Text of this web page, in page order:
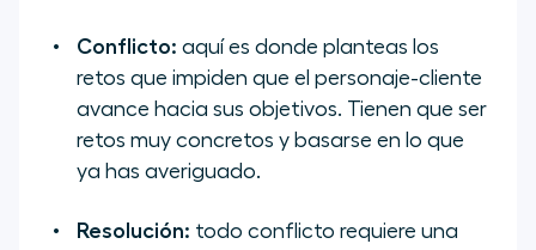
Conflicto: aquí es donde planteas los
retos que impiden que el personaje-cliente
avance hacia sus objetivos. Tienen que ser
retos muy concretos y basarse en lo que
ya has averiguado.
Resolución: todo conflicto requiere una